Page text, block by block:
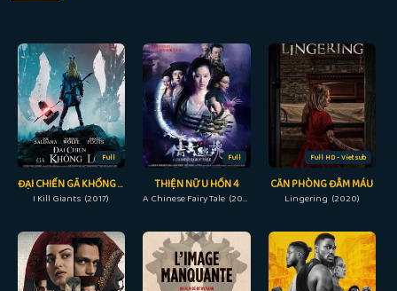
Full
ĐẠI CHIẾN GÃ KHỔNG LỒ
I Kill Giants (2017)
Full
THIỆN NỮ U HỒN 4
A Chinese Fairy Tale (2011)
Full HD - Vietsub
CĂN PHÒNG ĐẪM MÁU
Lingering (2020)